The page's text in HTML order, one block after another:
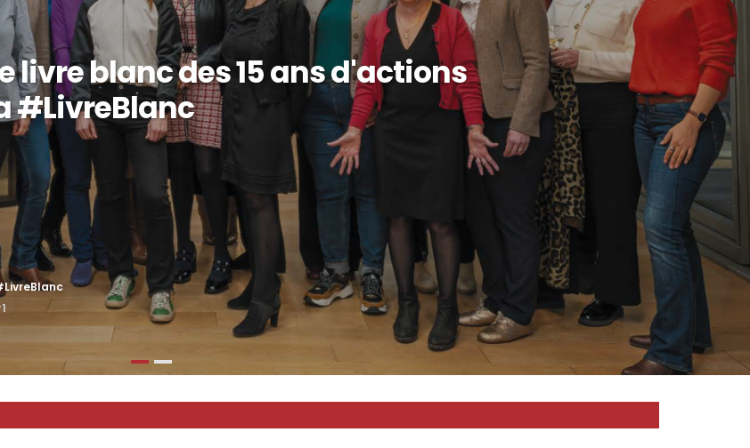
livre blanc des 15 ans d'actions
#LivreBlanc